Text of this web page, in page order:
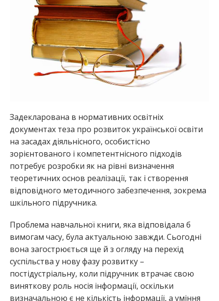
Задекларована в нормативних освітніх
документах теза про розвиток української освіти
на засадах діяльнісного, особистісно
зорієнтованого і компетентнісного підходів
потребує розробки як на рівні визначення
теоретичних основ реалізації, так і створення
відповідного методичного забезпечення, зокрема
шкільного підручника.
Проблема навчальної книги, яка відповідала б
вимогам часу, була актуальною завжди. Сьогодні
вона загострюється ще й з огляду на перехід
суспільства у нову фазу розвитку –
постідустріальну, коли підручник втрачає свою
виняткову роль носія інформації, оскільки
визначальною є не кількість інформації, а уміння